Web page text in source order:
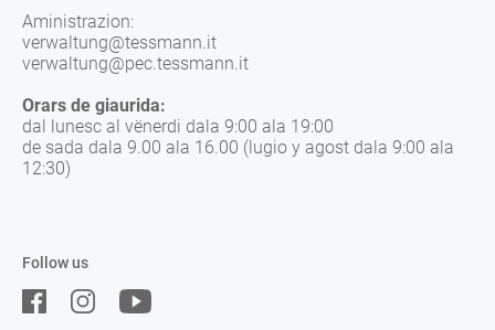
Follow us
Aministrazion:
verwaltung@tessmann.it
verwaltung@pec.tessmann.it
Orars de giaurida:
dal lunesc al vënerdi dala 9:00 ala 19:00
de sada dala 9.00 ala 16.00 (lugio y agost dala 9:00 ala
12:30)